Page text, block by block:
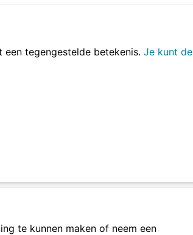
tegengestelde betekenis. Je kunt de
te kunnen maken of neem een